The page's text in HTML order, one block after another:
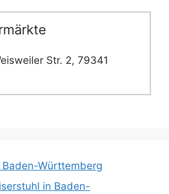
Str. 2, 79341
Württemberg
in Baden-